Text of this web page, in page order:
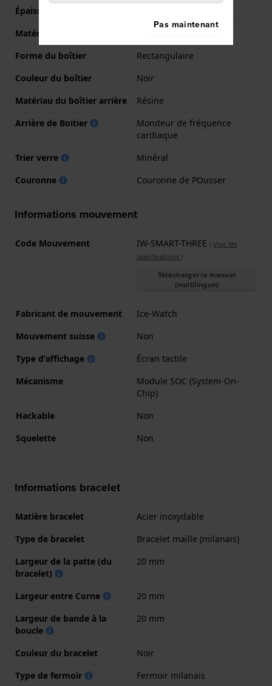
Épaisseur du boîtier
Matériel du boîtier
Forme du boîtier
Rectangulaire
Couleur du boîtier
Noir
Matériau du boîtier arrière
Résine
Arrière de Boitier
Moniteur de fréquence
cardiaque
Trier verre
Minéral
Couronne
Couronne de POusser
Informations mouvement
Code Mouvement IW-SMART-THREE ( Voir les
spécifications )
Télécharger le manuel
(multilingue)
Fabricant de mouvement
Ice-Watch
Mouvement suisse
Non
Type d'affichage
Écran tactile
Mécanisme
Module SOC (System-On-
Chip)
Hackable
Non
Squelette
Non
Informations bracelet
Matière bracelet
Acier inoxydable
Type de bracelet
Bracelet maille (milanais)
Largeur de la patte (du
bracelet)
20 mm
Largeur entre Corne
20 mm
Largeur de bande à la
boucle
20 mm
Couleur du bracelet
Noir
Type de fermoir
Fermoir milanais
Pas maintenant